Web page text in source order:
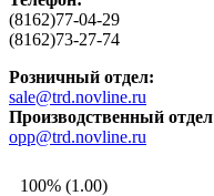
(8162)77-04-29
(8162)73-27-74
Розничный отдел:
sale@trd.novline.ru
Производственный отдел
opp@trd.novline.ru
100% (1.00)